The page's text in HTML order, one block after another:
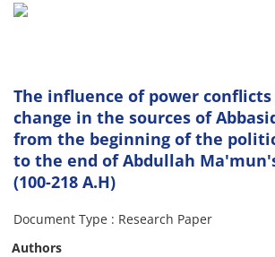
The influence of power
change in the sources of
from the beginning of the
to the end of Abdullah
(100-218 A.H)
Document Type : Research Paper
Authors